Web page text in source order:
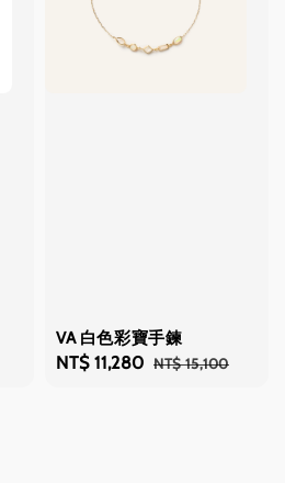
VA 白色彩寶手鍊
Sale
NT$ 11,280 Regular
NT$ 15,100